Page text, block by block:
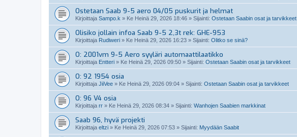
Ostetaan Saab 9-5 aero 04/05 puskurit ja helmat
Kirjoittaja Sampo.k » Ke Heinä 29, 2026 18:46 » Sijainti: Ostetaan Saabin osat ja tarvikkeet
Olisiko jollain infoa Saab 9-5 2,3t rek: GHE-953
Kirjoittaja Rudiweri » Ke Heinä 29, 2026 16:23 » Sijainti: Olitko se sinä?
O: 2001vm 9-5 Aero syyläri automaattilaatikko
Kirjoittaja Entteri » Ke Heinä 29, 2026 09:50 » Sijainti: Ostetaan Saabin osat ja tarvikkeet
O: 92 1954 osia
Kirjoittaja JiiVee » Ke Heinä 29, 2026 09:04 » Sijainti: Ostetaan Saabin osat ja tarvikkeet
O: 96 V4 osia
Kirjoittaja rr » Ke Heinä 29, 2026 08:34 » Sijainti: Wanhojen Saabien markkinat
Saab 96, hyvä projekti
Kirjoittaja eltzi » Ke Heinä 29, 2026 07:53 » Sijainti: Myydään Saabit